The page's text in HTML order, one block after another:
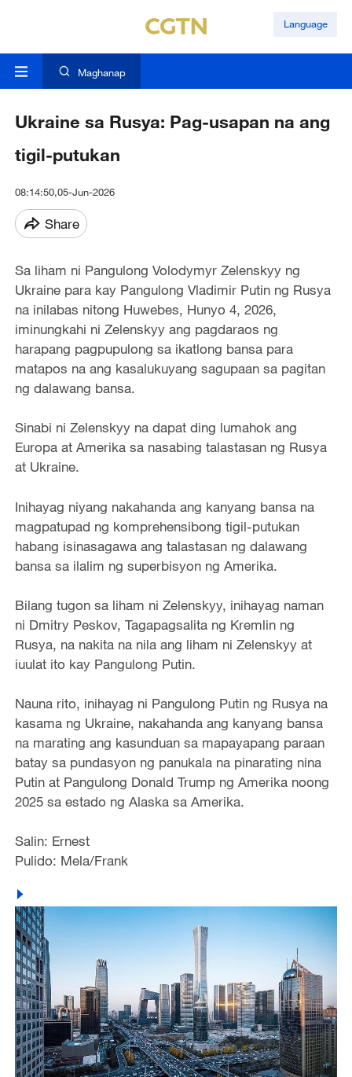
Language
Maghanap
Ukraine sa Rusya: Pag-usapan na ang
tigil-putukan
08:14:50,05-Jun-2026
Share
Sa liham ni Pangulong Volodymyr Zelenskyy ng
Ukraine para kay Pangulong Vladimir Putin ng Rusya
na inilabas nitong Huwebes, Hunyo 4, 2026,
iminungkahi ni Zelenskyy ang pagdaraos ng
harapang pagpupulong sa ikatlong bansa para
matapos na ang kasalukuyang sagupaan sa pagitan
ng dalawang bansa.
Sinabi ni Zelenskyy na dapat ding lumahok ang
Europa at Amerika sa nasabing talastasan ng Rusya
at Ukraine.
Inihayag niyang nakahanda ang kanyang bansa na
magpatupad ng komprehensibong tigil-putukan
habang isinasagawa ang talastasan ng dalawang
bansa sa ilalim ng superbisyon ng Amerika.
Bilang tugon sa liham ni Zelenskyy, inihayag naman
ni Dmitry Peskov, Tagapagsalita ng Kremlin ng
Rusya, na nakita na nila ang liham ni Zelenskyy at
iuulat ito kay Pangulong Putin.
Nauna rito, inihayag ni Pangulong Putin ng Rusya na
kasama ng Ukraine, nakahanda ang kanyang bansa
na marating ang kasunduan sa mapayapang paraan
batay sa pundasyon ng panukala na pinarating nina
Putin at Pangulong Donald Trump ng Amerika noong
2025 sa estado ng Alaska sa Amerika.
Salin: Ernest
Pulido: Mela/Frank